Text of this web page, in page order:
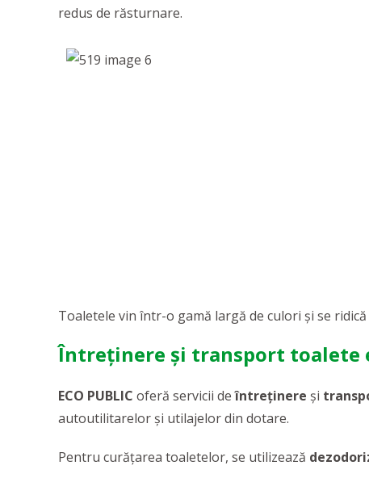
redus de răsturnare.
Toaletele vin într-o gamă largă de culori și se
Întreținere și transport toalete
ECO PUBLIC oferă servicii deîntreținere și
autoutilitarelor și utilajelor din dotare.
Pentru curățarea toaletelor, se utilizează